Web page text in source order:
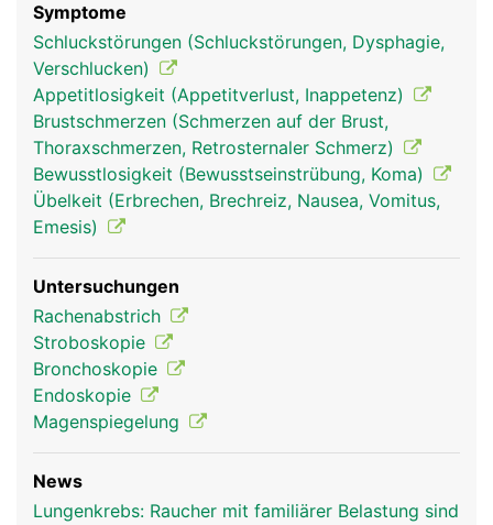
Luftröhre Frau
Luftröhre
Symptome
Schluckstörungen (Schluckstörungen, Dysphagie,
Verschlucken)
Appetitlosigkeit (Appetitverlust, Inappetenz)
Brustschmerzen (Schmerzen auf der Brust,
Thoraxschmerzen, Retrosternaler Schmerz)
Bewusstlosigkeit (Bewusstseinstrübung, Koma)
Übelkeit (Erbrechen, Brechreiz, Nausea, Vomitus,
Emesis)
Untersuchungen
Rachenabstrich
Stroboskopie
Bronchoskopie
Endoskopie
Magenspiegelung
News
Lungenkrebs: Raucher mit familiärer Belastung sind